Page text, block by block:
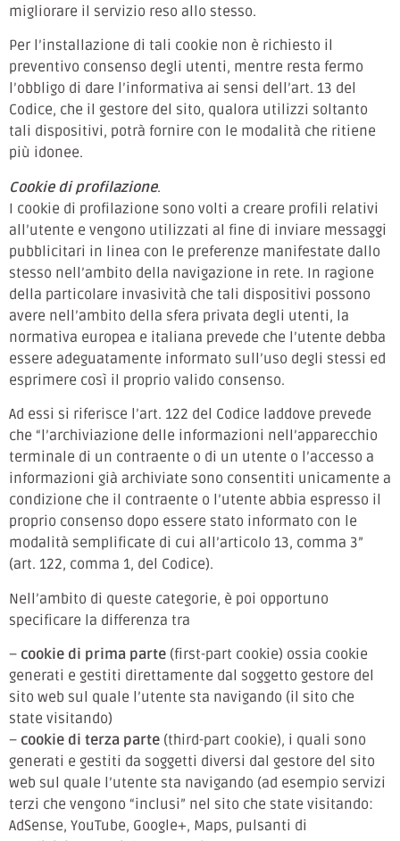
migliorare il servizio reso allo stesso.
Per l’installazione di tali cookie non è richiesto il
preventivo consenso degli utenti, mentre resta fermo
l’obbligo di dare l’informativa ai sensi dell’art. 13 del
Codice, che il gestore del sito, qualora utilizzi soltanto
tali dispositivi, potrà fornire con le modalità che ritiene
più idonee.
Cookie di profilazione.
I cookie di profilazione sono volti a creare profili relativi
all’utente e vengono utilizzati al fine di inviare messaggi
pubblicitari in linea con le preferenze manifestate dallo
stesso nell’ambito della navigazione in rete. In ragione
della particolare invasività che tali dispositivi possono
avere nell’ambito della sfera privata degli utenti, la
normativa europea e italiana prevede che l’utente debba
essere adeguatamente informato sull’uso degli stessi ed
esprimere così il proprio valido consenso.
Ad essi si riferisce l’art. 122 del Codice laddove prevede
che “l’archiviazione delle informazioni nell’apparecchio
terminale di un contraente o di un utente o l’accesso a
informazioni già archiviate sono consentiti unicamente a
condizione che il contraente o l’utente abbia espresso il
proprio consenso dopo essere stato informato con le
modalità semplificate di cui all’articolo 13, comma 3”
(art. 122, comma 1, del Codice).
Nell’ambito di queste categorie, è poi opportuno
specificare la differenza tra
– cookie di prima parte (first-part cookie) ossia cookie
generati e gestiti direttamente dal soggetto gestore del
sito web sul quale l’utente sta navigando (il sito che
state visitando)
– cookie di terza parte (third-part cookie), i quali sono
generati e gestiti da soggetti diversi dal gestore del sito
web sul quale l’utente sta navigando (ad esempio servizi
terzi che vengono “inclusi” nel sito che state visitando:
AdSense, YouTube, Google+, Maps, pulsanti di